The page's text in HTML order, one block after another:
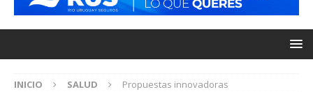
INICIO SALUD Propuestas innovadoras